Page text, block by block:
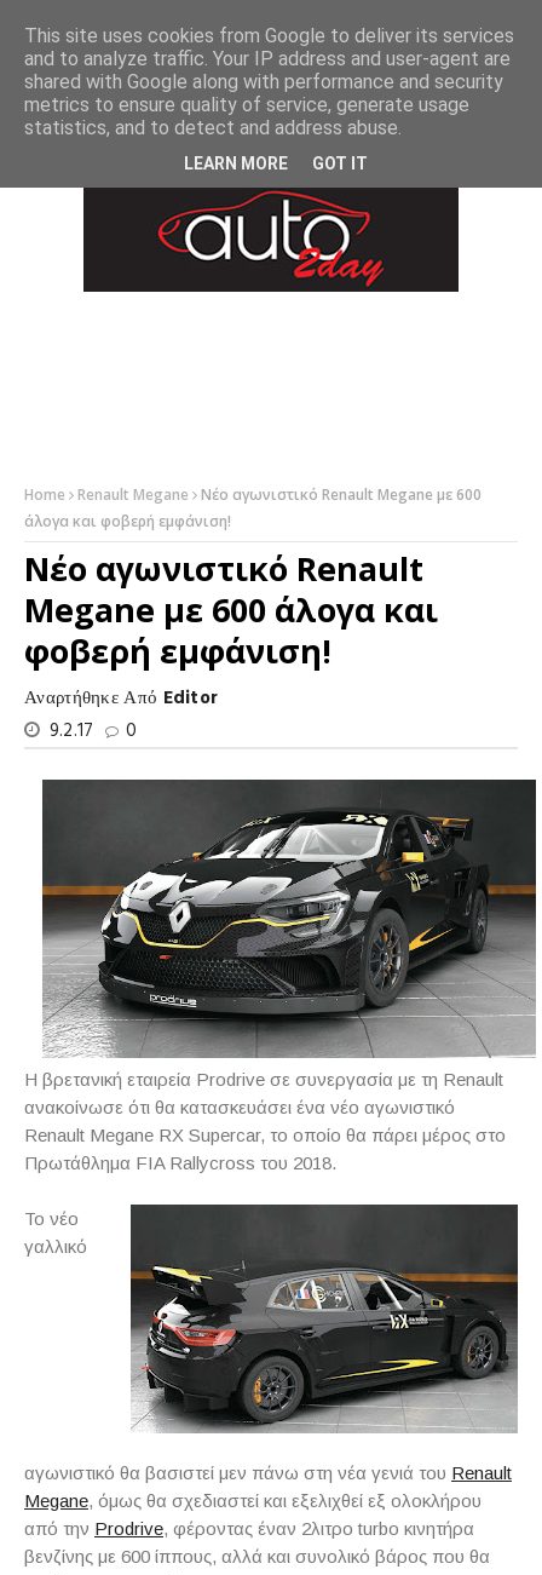
Home Renault Megane
Νέο αγωνιστικό Renault Megane με 600
άλογα και φοβερή εμφάνιση!
Νέο αγωνιστικό Renault
Megane με 600 άλογα και
φοβερή εμφάνιση!
Αναρτήθηκε Από Editor
9.2.17
0
Η βρετανική εταιρεία Prodrive σε συνεργασία με τη Renault
ανακοίνωσε ότι θα κατασκευάσει ένα νέο αγωνιστικό
Renault Megane RX Supercar, το οποίο θα πάρει μέρος στο
Πρωτάθλημα FIA Rallycross του 2018.
Το νέο
γαλλικό
αγωνιστικό θα βασιστεί μεν πάνω στη νέα γενιά του Renault
Megane, όμως θα σχεδιαστεί και εξελιχθεί εξ ολοκλήρου
από την Prodrive, φέροντας έναν 2λιτρο turbo κινητήρα
βενζίνης με 600 ίππους, αλλά και συνολικό βάρος που θα
This site uses cookies from Google to deliver its services
and to analyze traffic. Your IP address and user-agent are
shared with Google along with performance and security
metrics to ensure quality of service, generate usage
statistics, and to detect and address abuse.
LEARN MORE GOT IT